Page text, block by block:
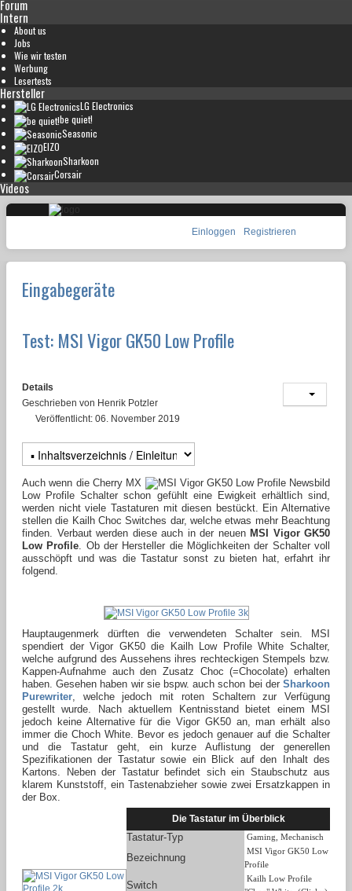
Forum
Intern
About us
Jobs
Wie wir testen
Werbung
Lesertests
Hersteller
LG Electronics
be quiet!
Seasonic
EIZO
Sharkoon
Corsair
Videos
Einloggen Registrieren
Eingabegeräte
Test: MSI Vigor GK50 Low Profile
Details
Geschrieben von Henrik Potzler
Veröffentlicht: 06. November 2019
Auch wenn die Cherry MX
Low Profile Schalter schon gefühlt eine Ewigkeit erhältlich sind,
werden nicht viele Tastaturen mit diesen bestückt. Ein Alternative
stellen die Kailh Choc Switches dar, welche etwas mehr Beachtung
finden. Verbaut werden diese auch in der neuen MSI Vigor GK50
Low Profile
Ob der Hersteller die Möglichkeiten der Schalter voll
ausschöpft und was die Tastatur sonst zu bieten hat, erfahrt ihr
folgend.
Hauptaugenmerk dürften die verwendeten Schalter sein. MSI
spendiert der Vigor GK50 die Kailh Low Profile White Schalter,
welche aufgrund des Aussehens ihres rechteckigen Stempels bzw.
Kappen-Aufnahme auch den Zusatz Choc (=Chocolate) erhalten
haben. Gesehen haben wir sie bspw. auch schon bei der Sharkoon
Purewriter , welche jedoch mit roten Schaltern zur Verfügung
gestellt wurde. Nach aktuellem Kentnisstand bietet einem MSI
jedoch keine Alternative für die Vigor GK50 an, man erhält also
immer die Choch White. Bevor es jedoch genauer auf die Schalter
und die Tastatur geht, ein kurze Auflistung der generellen
Spezifikationen der Tastatur sowie ein Blick auf den Inhalt des
Kartons. Neben der Tastatur befindet sich ein Staubschutz aus
klarem Kunststoff, ein Tastenabzieher sowie zwei Ersatzkappen in
der Box.
Die Tastatur im Überblick
Tastatur-Typ Gaming, Mechanisch
Bezeichnung
MSI Vigor GK50 Low
Profile
Switch
Kailh Low Profile